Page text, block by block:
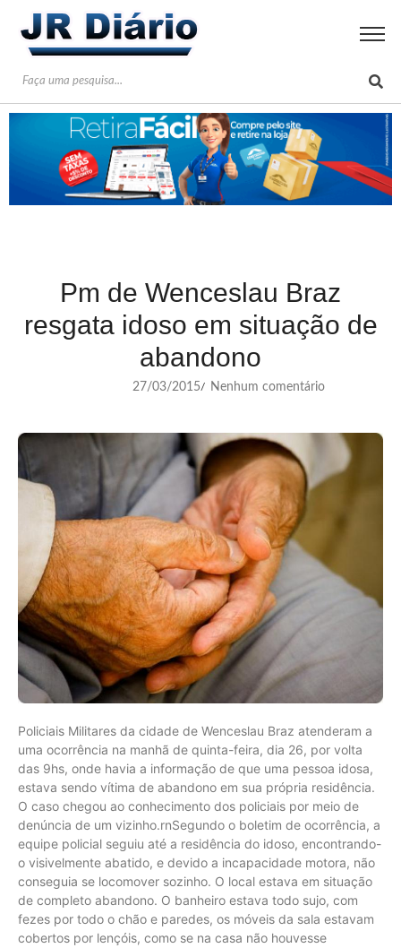
Pm de Wenceslau Braz
resgata idoso em situação de
abandono
27/03/2015/ Nenhum comentário
Policiais Militares da cidade de Wenceslau Braz atenderam a
uma ocorrência na manhã de quinta-feira, dia 26, por volta
das 9hs, onde havia a informação de que uma pessoa idosa,
estava sendo vítima de abandono em sua própria residência.
O caso chegou ao conhecimento dos policiais por meio de
denúncia de um vizinho.rnSegundo o boletim de ocorrência, a
equipe policial seguiu até a residência do idoso, encontrando-
o visivelmente abatido, e devido a incapacidade motora, não
conseguia se locomover sozinho. O local estava em situação
de completo abandono. O banheiro estava todo sujo, com
fezes por todo o chão e paredes, os móveis da sala estavam
cobertos por lençóis, como se na casa não houvesse